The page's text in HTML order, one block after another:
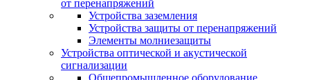
от перенапряжений
Устройства заземления
Устройства защиты от перенапряжений
Элементы молниезащиты
Устройства оптической и акустической
сигнализации
Общепромышленное оборудование